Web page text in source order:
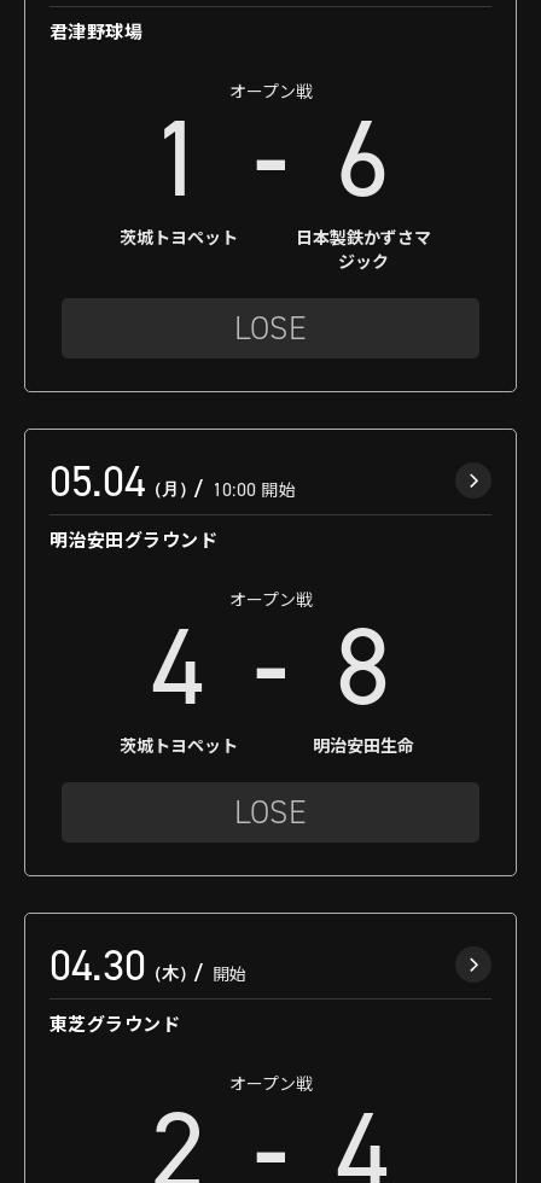
君津野球場
オープン戦
1
茨城トヨペット
- 6
日本製鉄かずさマ
ジック
LOSE
05.04 （月） 10:00 開始
明治安田グラウンド
オープン戦
4
茨城トヨペット
- 8
明治安田生命
LOSE
04.30 （木） 開始
東芝グラウンド
オープン戦
2 - 4